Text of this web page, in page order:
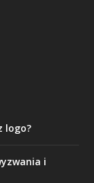
logo?
i